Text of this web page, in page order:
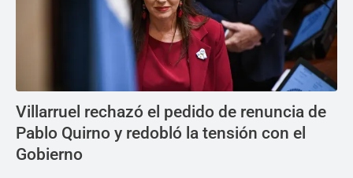
Villarruel rechazó el pedido de renuncia de
Pablo Quirno y redobló la tensión con el
Gobierno